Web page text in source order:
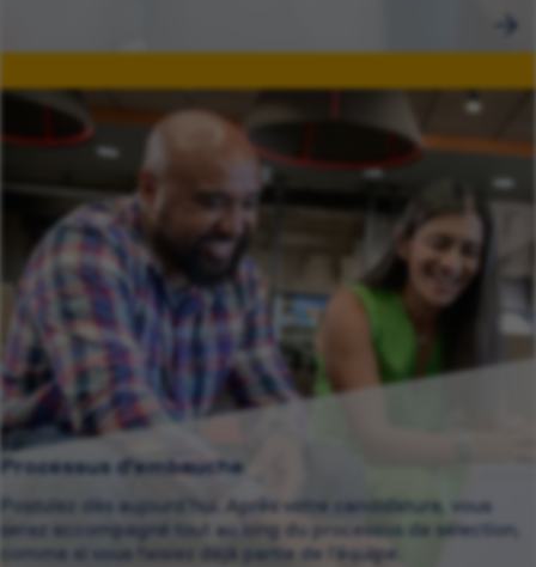
Processus d’embauche
Postulez dès aujourd’hui. Après votre candidature, vous
serez accompagné tout au long du processus de sélection,
comme si vous faisiez déjà partie de l’équipe.